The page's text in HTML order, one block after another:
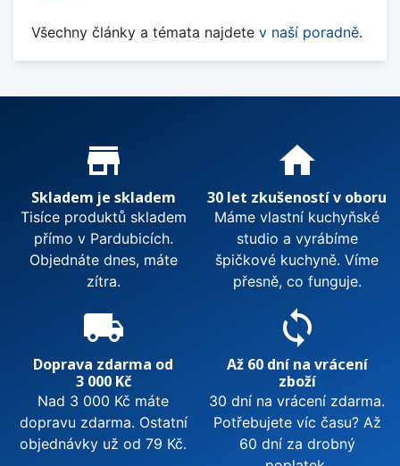
Všechny články a témata najdete v naší poradně.
Proč nakupovat u nás?
store_mall_directory
Skladem je skladem
Tisíce produktů skladem
přímo v Pardubicích.
Objednáte dnes, máte
zítra.
home
30 let zkušeností v oboru
Máme vlastní kuchyňské
studio a vyrábíme
špičkové kuchyně. Víme
přesně, co funguje.
local_shipping
Doprava zdarma od
3 000 Kč
Nad 3 000 Kč máte
dopravu zdarma. Ostatní
objednávky už od 79 Kč.
sync
Až 60 dní na vrácení
zboží
30 dní na vrácení zdarma.
Potřebujete víc času? Až
60 dní za drobný